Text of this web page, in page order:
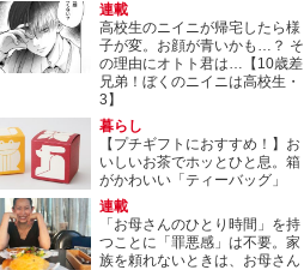
連載
高校生のニイニが帰宅したら様
子が変。お顔が青いかも…？ そ
の理由にオトト君は…【10歳差
兄弟！ぼくのニイニは高校生・
3】
暮らし
【プチギフトにおすすめ！】お
いしいお茶でホッとひと息。箱
がかわいい「ティーバッグ」
連載
「お母さんのひとり時間」を持
つことに「罪悪感」は不要。家
族を頼れないときは、お母さん